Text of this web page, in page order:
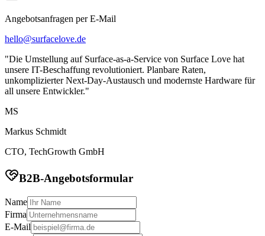
Angebotsanfragen per E-Mail
hello@surfacelove.de
"Die Umstellung auf Surface-as-a-Service von Surface Love hat
unsere IT-Beschaffung revolutioniert. Planbare Raten,
unkomplizierter Next-Day-Austausch und modernste Hardware für
all unsere Entwickler."
MS
Markus Schmidt
CTO, TechGrowth GmbH
B2B-Angebotsformular
Name
Firma
E-Mail